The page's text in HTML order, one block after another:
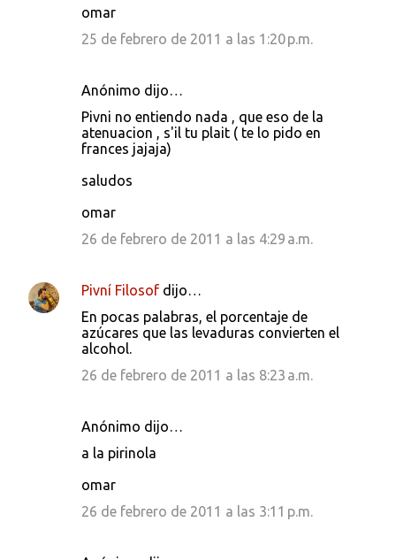
omar
25 de febrero de 2011 a las 1:20 p.m.
Anónimo dijo…
Pivni no entiendo nada , que eso de la
atenuacion , s'il tu plait ( te lo pido en
frances jajaja)
saludos
omar
26 de febrero de 2011 a las 4:29 a.m.
Pivní Filosof dijo…
En pocas palabras, el porcentaje de
azúcares que las levaduras convierten el
alcohol.
26 de febrero de 2011 a las 8:23 a.m.
Anónimo dijo…
a la pirinola
omar
26 de febrero de 2011 a las 3:11 p.m.